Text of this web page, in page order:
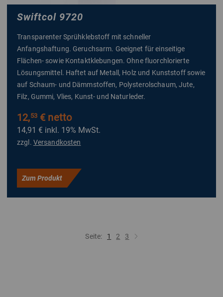
Swiftcol 9720
Transparenter Sprühklebstoff mit schneller
Anfangshaftung. Geruchsarm. Geeignet für einseitige
Flächen- sowie Kontaktklebungen. Ohne fluorchlorierte
Lösungsmittel. Haftet auf Metall, Holz und Kunststoff sowie
auf Schaum- und Dämmstoffen, Polysterolschaum, Jute,
Filz, Gummi, Vlies, Kunst- und Naturleder.
12,53€ netto
14,91 € inkl. 19% MwSt.
zzgl. Versandkosten
Zum Produkt
Seite: 1 2 3